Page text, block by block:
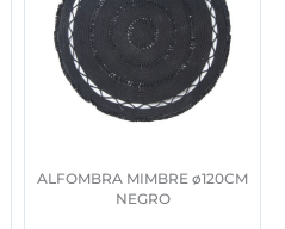
ALFOMBRA MIMBRE ø120CM
NEGRO